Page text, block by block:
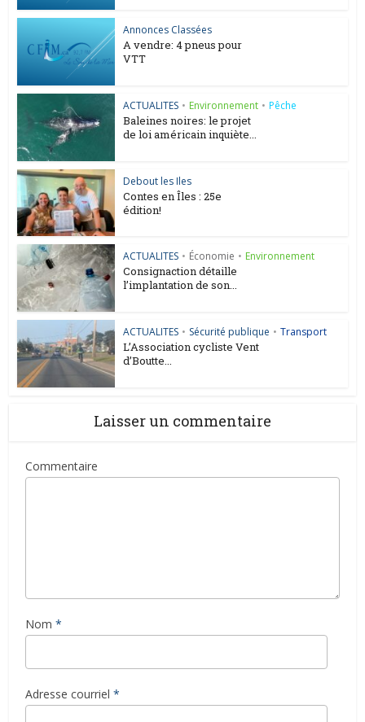
Annonces Classées
A vendre: 4 pneus pour
VTT
ACTUALITES • Environnement • Pêche
Baleines noires: le projet
de loi américain inquiète...
Debout les Iles
Contes en Îles : 25e
édition!
ACTUALITES • Économie • Environnement
Consignaction détaille
l’implantation de son...
ACTUALITES • Sécurité publique • Transport
L’Association cycliste Vent
d’Boutte...
Laisser un commentaire
Commentaire
Nom *
Adresse courriel *